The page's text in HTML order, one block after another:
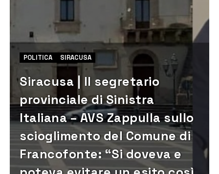
POLITICA SIRACUSA
Siracusa | Il segretario
provinciale di Sinistra
Italiana – AVS Zappulla sullo
scioglimento del Comune di
Francofonte: “Si doveva e